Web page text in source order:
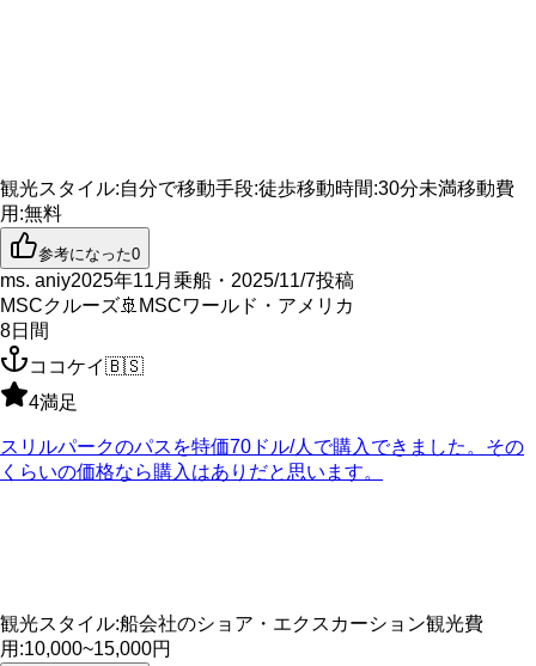
観光スタイル:自分で移動手段:徒歩移動時間:30分未満移動費
用 :無料
参考になった0
ms. aniy2025年11月乗船・2025/11/7投稿
MSCクルーズ🚢 MSCワールド・アメリカ
8日間
ココケイ🇧🇸
4満足
スリルパークのパスを特価70ドル/人で購入できました。その
くらいの価格なら購入はありだと思います。
観光スタイル:船会社のショア・エクスカーション観光費
用 :10,000~15,000円